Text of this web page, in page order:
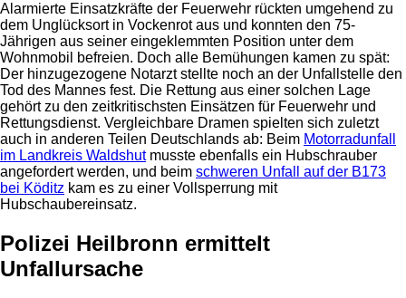
Alarmierte Einsatzkräfte der Feuerwehr rückten umgehend zu
dem Unglücksort in Vockenrot aus und konnten den 75-
Jährigen aus seiner eingeklemmten Position unter dem
Wohnmobil befreien. Doch alle Bemühungen kamen zu spät:
Der hinzugezogene Notarzt stellte noch an der Unfallstelle den
Tod des Mannes fest. Die Rettung aus einer solchen Lage
gehört zu den zeitkritischsten Einsätzen für Feuerwehr und
Rettungsdienst. Vergleichbare Dramen spielten sich zuletzt
auch in anderen Teilen Deutschlands ab: Beim Motorradunfall
im Landkreis Waldshutmusste ebenfalls ein Hubschrauber
angefordert werden, und beim schweren Unfall auf der B173
bei Köditz kam es zu einer Vollsperrung mit
Hubschaubereinsatz.
Polizei Heilbronn ermittelt
Unfallursache